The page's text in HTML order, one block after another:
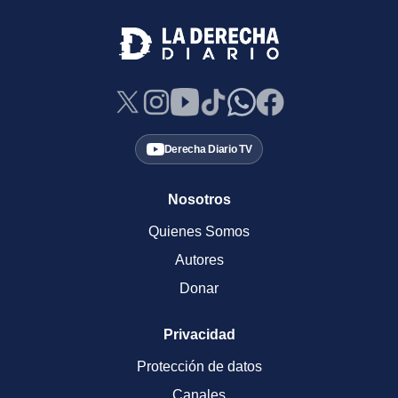
Derecha Diario TV
Nosotros
Quienes Somos
Autores
Donar
Privacidad
Protección de datos
Canales